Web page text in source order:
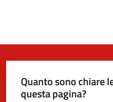
Quanto sono chiare
questa pagina?